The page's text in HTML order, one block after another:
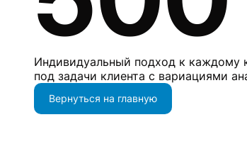
Индивидуальный подход к каждому
под задачи клиента с вариациями
Вернуться на главную